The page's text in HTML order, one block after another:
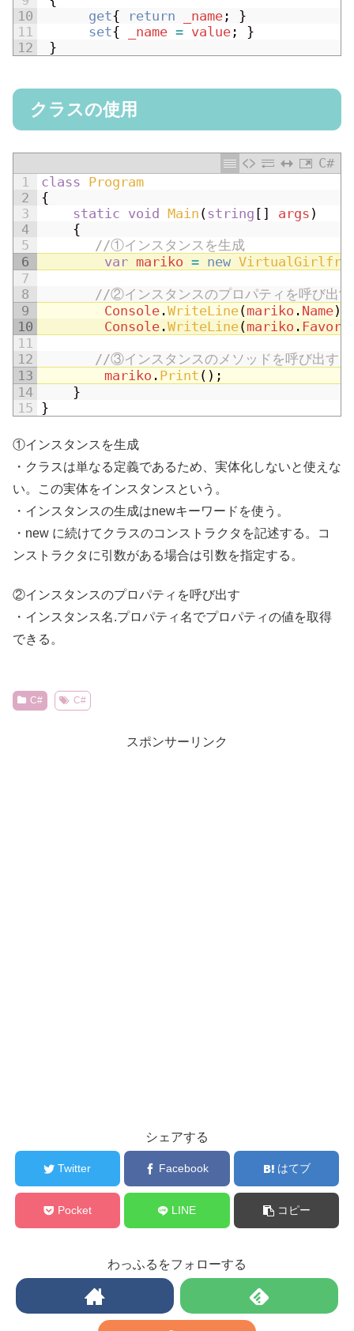
10
11
12
get{ return _name ;
}
set{ _name = value ;
}
}
クラスの使用
C#
1
2
3
4
5
6
7
8
9
10
11
12
13
14
15
class Program
{
static void Main (string [ ] args )
{
//①インスタンスを生成
var mariko = new
//②インスタンスのプロパティを呼び出す
Console .WriteLine(mariko . Name)
Console .WriteLine(mariko .
//③インスタンスのメソッドを呼び出す
mariko . Print ( ) ;
}
}
①インスタンスを生成
・クラスは単なる定義であるため、実体化しないと使えな
い。この実体をインスタンスという。
・インスタンスの生成はnewキーワードを使う。
・new に続けてクラスのコンストラクタを記述する。コ
ンストラクタに引数がある場合は引数を指定する。
②インスタンスのプロパティを呼び出す
・インスタンス名.プロパティ名でプロパティの値を取得
できる。
C# C#
スポンサーリンク
シェアする
Twitter Facebook はてブ
Pocket LINE コピー
わっふるをフォローする